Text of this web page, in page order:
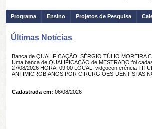
Programa Ensino Projetos de Pesquisa
Últimas Notícias
Banca de QUALIFICAÇÃO: SÉRGIO TÚLIO MOREIRA
Uma banca de QUALIFICAÇÃO de MESTRADO foi
27/08/2026 HORA: 09:00 LOCAL: videoconferência
ANTIMICROBIANOS POR CIRURGIÕES-DENTISTAS
Cadastrada em: 06/08/2026